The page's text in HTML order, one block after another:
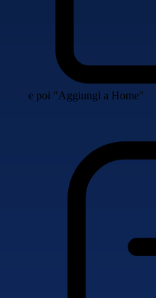
e poi "Aggiungi a Home"